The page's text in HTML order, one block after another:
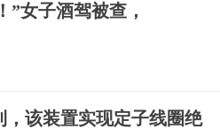
”女子酒驾被查，
该装置实现定子线圈绝